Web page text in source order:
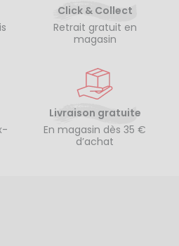
Click & Collect
Retrait gratuit en
magasin
Livraison gratuite
En magasin dès 35 €
d’achat